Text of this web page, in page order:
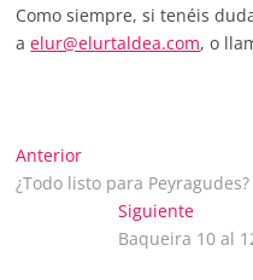
Como siempre, si tenéis
aelur@elurtaldea.com, o
Navegación
de
entradas
AnteriorEntrada
anterior:
¿Todo listo para Peyragudes?
SiguienteEntrada
Baqueira 10 al